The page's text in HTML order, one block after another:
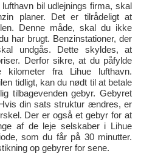
bil udlejnings firma, skal
planer. Det er tilrådeligt at
Denne måde, skal du ikke
har brugt. Benzinstationer, der
undgås. Dette skyldes, at
Derfor sikre, at du påfylde
fra Lihue lufthavn.
tidligt, kan du nødt til at betale
tilbagevenden gebyr. Gebyret
din sats struktur ændres, er
Der er også et gebyr for at
af de leje selskaber i Lihue
som du får på 30 minutter.
op gebyrer for sene.